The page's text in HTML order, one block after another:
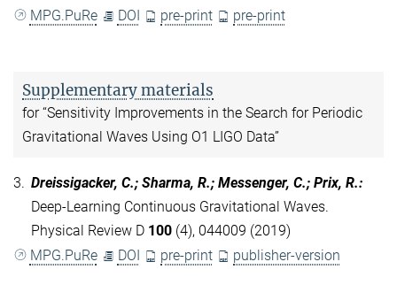
MPG.PuRe
DOI pre-print pre-print
Supplementary materials
for “Sensitivity Improvements in the Search for Periodic
Gravitational Waves Using O1 LIGO Data”
3. Dreissigacker, C.; Sharma, R.; Messenger, C.; Prix, R.:
Deep-Learning Continuous Gravitational Waves.
Physical Review D 100 (4), 044009 (2019)
MPG.PuRe
DOI pre-print publisher-version